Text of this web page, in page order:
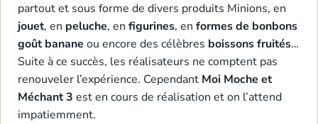
partout et sous forme de divers produits Minions, en
jouet, en peluche, en figurines, en formes de bonbons
goût banane ou encore des célèbres boissons fruités…
Suite à ce succès, les réalisateurs ne comptent pas
renouveler l’expérience. Cependant Moi Moche et
Méchant 3 est en cours de réalisation et on l’attend
impatiemment.